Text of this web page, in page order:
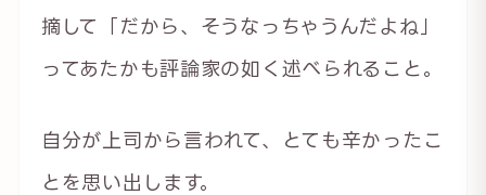
摘して「だから、そうなっちゃうんだよね」
ってあたかも評論家の如く述べられること。
自分が上司から言われて、とても辛かったこ
とを思い出します。